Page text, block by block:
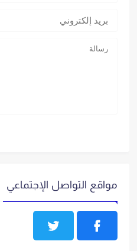
مواقع التواصل الإجتماعي